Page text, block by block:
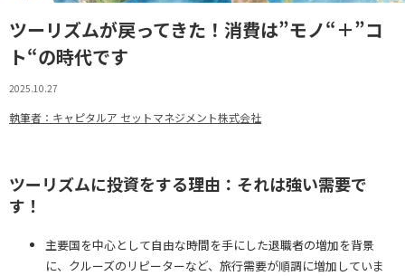
ツーリズムが戻ってきた！消費は”モノ“＋”コ
ト“の時代です
2025.10.27
執筆者：キャピタルア セットマネジメント株式会社
ツーリズムに投資をする理由：それは強い需要で
す！
主要国を中心として自由な時間を手にした退職者の増加を背景
に、クルーズのリピーターなど、旅行需要が順調に増加していま